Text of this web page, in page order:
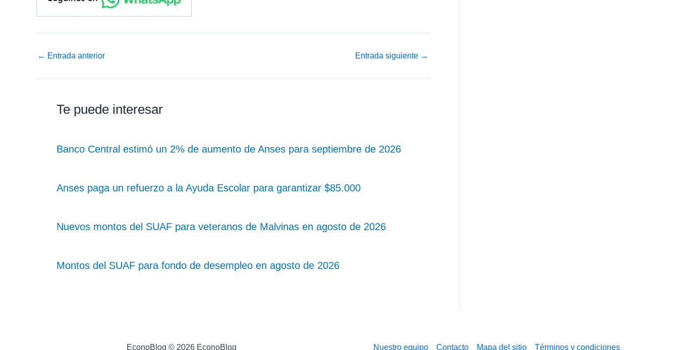
← Entrada anterior Entrada siguiente →
Te puede interesar
Banco Central estimó un 2% de aumento de Anses para septiembre de 2026
Anses paga un refuerzo a la Ayuda Escolar para garantizar $85.000
Nuevos montos del SUAF para veteranos de Malvinas en agosto de 2026
Montos del SUAF para fondo de desempleo en agosto de 2026
EconoBlog © 2026 EconoBlog Nuestro equipo Contacto Mapa del sitio Términos y condiciones